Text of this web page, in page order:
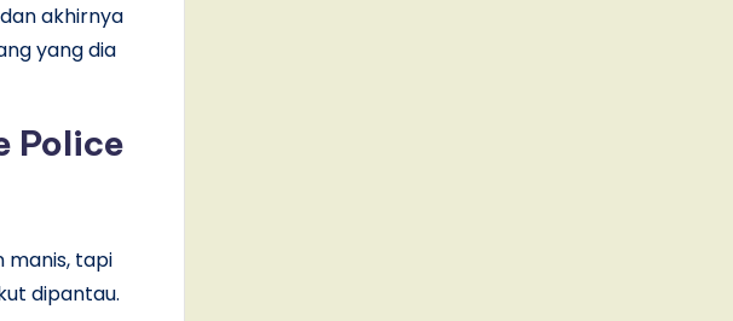
akhirnya
yang dia
Police
manis, tapi
dipantau.